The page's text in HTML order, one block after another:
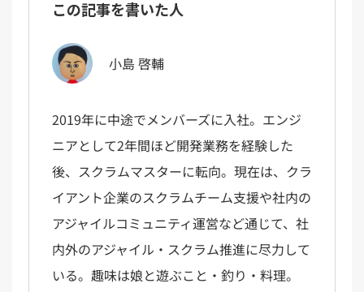
この記事を書いた人
小島 啓輔
2019年に中途でメンバーズに入社。エンジ
ニアとして2年間ほど開発業務を経験した
後、スクラムマスターに転向。現在は、クラ
イアント企業のスクラムチーム支援や社内の
アジャイルコミュニティ運営など通じて、社
内外のアジャイル・スクラム推進に尽力して
いる。趣味は娘と遊ぶこと・釣り・料理。